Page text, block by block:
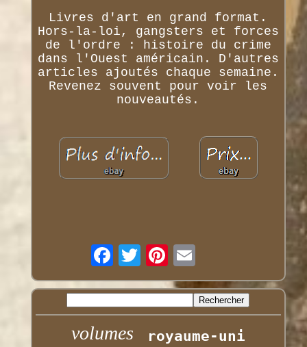
Livres d'art en grand format.
Hors-la-loi, gangsters et forces
de l'ordre : histoire du crime
dans l'Ouest américain. D'autres
articles ajoutés chaque semaine.
Revenez souvent pour voir les
nouveautés.
volumes royaume-uni